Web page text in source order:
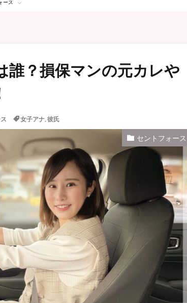
ース
誰？損保マンの元カレや
女子アナ, 彼氏
セントフォース